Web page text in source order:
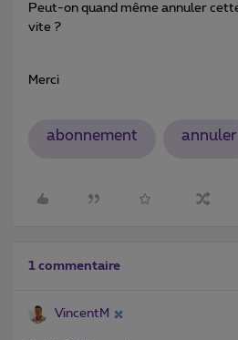
Peut-on quand même annuler
vite ?
Merci
abonnement annuler
1 commentaire
VincentM